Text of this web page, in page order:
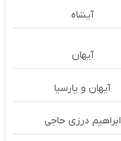
آیشاه
آیهان
آیهان و پارسیا
ابراهیم درزی حاجی